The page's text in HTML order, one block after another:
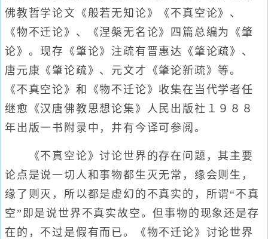
佛教哲学论文《般若无知论》《不真空论》、
《物不迁论》、《涅槃无名论》四篇总编为《肇
论》。现存《肇论》注疏有晋惠达《肇论疏》、
唐元康《肇论疏》、元文才《肇论新疏》等。
《不真空论》和《物不迁论》收集在当代学者任
继愈《汉唐佛教思想论集》人民出版社１９８８
年出版一书附录中，井有今译可参阅。
《不真空论》讨论世界的存在问题，其主要
论点是说一切人和事物都生灭无常，缘会则生，
缘了则灭，所以都是虚幻的不真实的，所谓“不真
空”即是说世界不真实故空。但事物的现象还是存
在的，不过是假有而已。《物不迁论》讨论世界